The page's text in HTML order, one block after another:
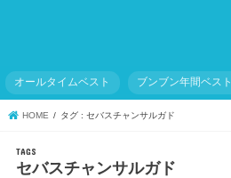
オールタイムベスト ブンブン年間ベスト
HOME タグ : セバスチャンサルガド
セバスチャンサルガド